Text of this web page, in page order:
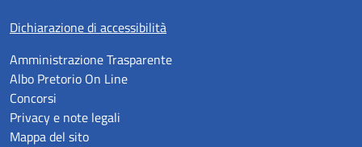
Dichiarazione di accessibilità
Amministrazione Trasparente
Albo Pretorio On Line
Concorsi
Privacy e note legali
Mappa del sito